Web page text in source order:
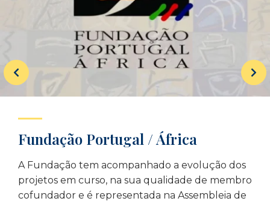
Fundação Portugal / África
A Fundação tem acompanhado a evolução dos
projetos em curso, na sua qualidade de membro
cofundador e é representada na Assembleia de